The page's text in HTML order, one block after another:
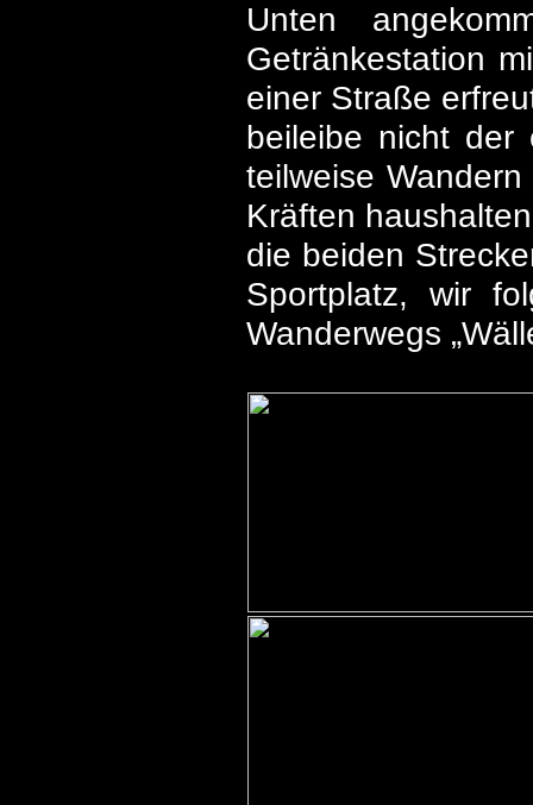
Unten
Getränkestation
einer Straße
beileibe nicht der
teilweise
Kräften
die beiden
Sportplatz, wir
Wanderwegs